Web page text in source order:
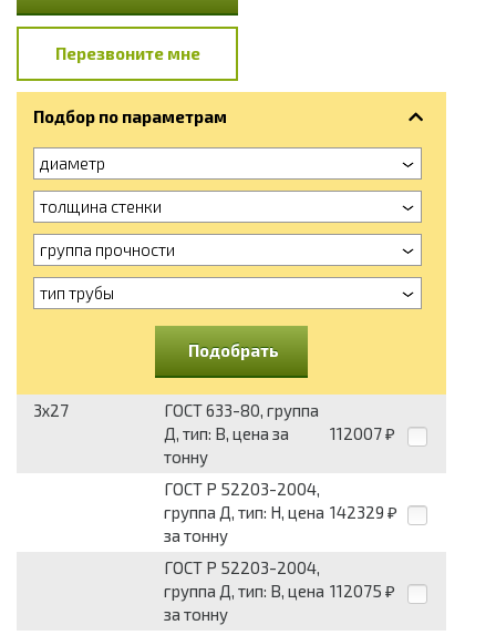
Перезвоните мне
Подбор по параметрам
диаметр
толщина стенки
группа прочности
тип трубы
Подобрать
3x27
ГОСТ 633-80, группа
Д, тип: В, цена за
тонну
112007 ₽
ГОСТ Р 52203-2004,
группа Д, тип: Н, цена
за тонну
142329 ₽
ГОСТ Р 52203-2004,
группа Д, тип: В, цена
за тонну
112075 ₽